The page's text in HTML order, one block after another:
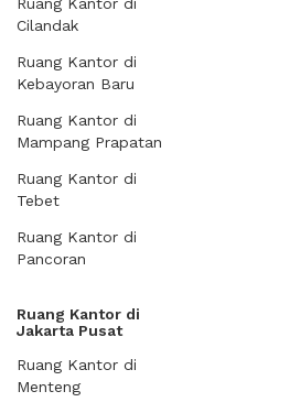
Cilandak
Ruang Kantor di
Kebayoran Baru
Ruang Kantor di
Mampang Prapatan
Ruang Kantor di
Tebet
Ruang Kantor di
Pancoran
Ruang Kantor di
Jakarta Pusat
Ruang Kantor di
Menteng